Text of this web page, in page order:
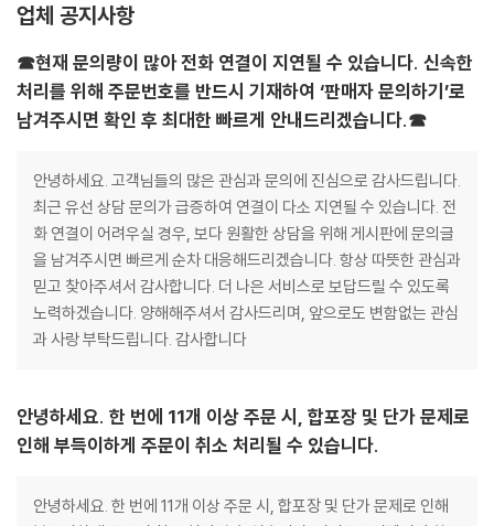
업체 공지사항
☎현재 문의량이 많아 전화 연결이 지연될 수 있습니다. 신속한
처리를 위해 주문번호를 반드시 기재하여 ‘판매자 문의하기’로
남겨주시면 확인 후 최대한 빠르게 안내드리겠습니다.☎
안녕하세요. 고객님들의 많은 관심과 문의에 진심으로 감사드립니다.
최근 유선 상담 문의가 급증하여 연결이 다소 지연될 수 있습니다. 전
화 연결이 어려우실 경우, 보다 원활한 상담을 위해 게시판에 문의글
을 남겨주시면 빠르게 순차 대응해드리겠습니다. 항상 따뜻한 관심과
믿고 찾아주셔서 감사합니다. 더 나은 서비스로 보답드릴 수 있도록
노력하겠습니다. 양해해주셔서 감사드리며, 앞으로도 변함없는 관심
과 사랑 부탁드립니다. 감사합니다
안녕하세요. 한 번에 11개 이상 주문 시, 합포장 및 단가 문제로
인해 부득이하게 주문이 취소 처리될 수 있습니다.
안녕하세요. 한 번에 11개 이상 주문 시, 합포장 및 단가 문제로 인해